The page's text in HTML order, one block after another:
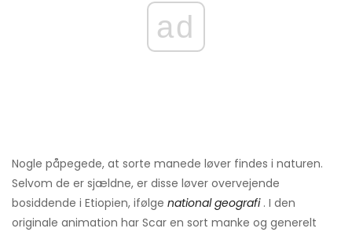
ad
Nogle påpegede, at sorte manede løver findes i naturen.
Selvom de er sjældne, er disse løver overvejende
bosiddende i Etiopien, ifølge national geografi . I den
originale animation har Scar en sort manke og generelt